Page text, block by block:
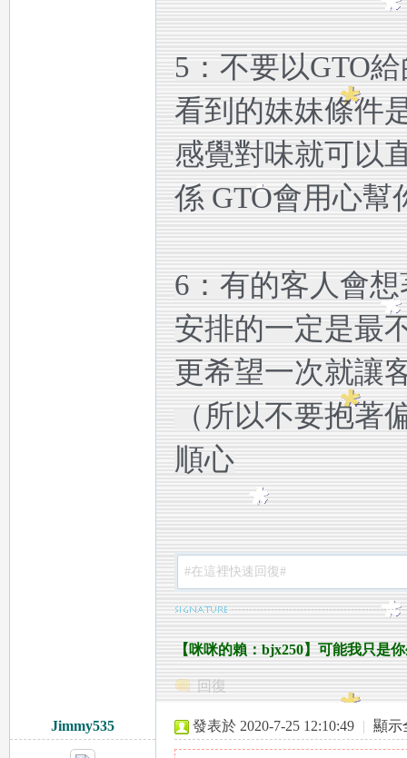
5：不要以GTO
看到的妹妹條件
感覺對味就可以
係 GTO會用心幫
6：有的客人會
安排的一定是最
更希望一次就讓
（所以不要抱著
順心
【咪咪的賴：bjx250】可能我只是
回復
Jimmy535 發表於 2020-7-25 12:10:49 | 顯示